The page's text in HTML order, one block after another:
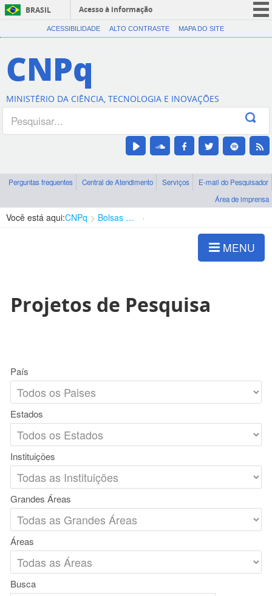
BRASIL
Acesso à informação
CORONAVÍRUS (COVID-19)
Canais
ACESSIBILIDADE ALTO CONTRASTE MAPA DO SITE
CNPq
MINISTÉRIO DA CIÊNCIA, TECNOLOGIA E INOVAÇÕES
Perguntas frequentes Central de Atendimento Serviços
E-mail do Pesquisador
Área de imprensa
Você está aqui:CNPq Bolsas e Auxílios Vigentes
MENU
Projetos de Pesquisa
País
Estados
Instituições
Grandes Áreas
Áreas
Busca